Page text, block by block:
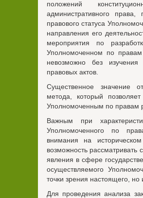
положений
административного права,
правового статуса
направления его
мероприятия по
Уполномоченном по
невозможно без изучения
правовых актов.
Существенное значение
метода, который
Уполномоченным по правам
Важным при
Уполномоченного по
внимания на
возможность
явления в сфере
осуществляемого
точки зрения настоящего,
Для проведения анализа